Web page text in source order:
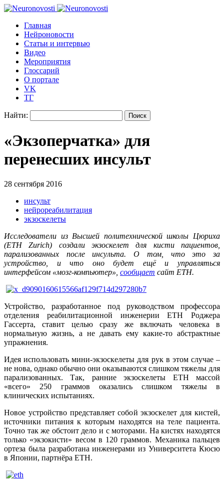
Главная
Нейроновости
Статьи и интервью
Видео
Мероприятия
Глоссарий
О портале
VK
ТГ
Найти:
«Экзоперчатка» для
перенесших инсульт
28 сентября 2016
инсульт
нейрореабилитация
экзоскелеты
Исследователи из Высшей политехнической школы Цюриха
(ETH Zurich) создали экзоскелет для кисти пациентов,
парализованных после инсульта. О том, что это за
устройство, и что оно будет ещё и управляться
интерфейсом «мозг-компьютер», сообщает сайт ETH.
Устройство, разработанное под руководством профессора
отделения реабилитационной инженерии ETH Роджера
Гассерта, ставит целью сразу же включать человека в
нормальную жизнь, а не давать ему какие-то абстрактные
упражнения.
Идея использовать мини-экзоскелеты для рук в этом случае –
не нова, однако обычно они оказываются слишком тяжелы для
парализованных. Так, ранние экзоскелеты ETH массой
«всего» 250 граммов оказались слишком тяжелы в
клинических испытаниях.
Новое устройство представляет собой экзоскелет для кистей,
источники питания к которым находятся на теле пациента.
Точно так же обстоит дело и с моторами. На кистях находятся
только «экзокисти» весом в 120 граммов. Механика пальцев
ортеза была разработана инженерами из Университета Кюсю
в Японии, партнёра ETH.